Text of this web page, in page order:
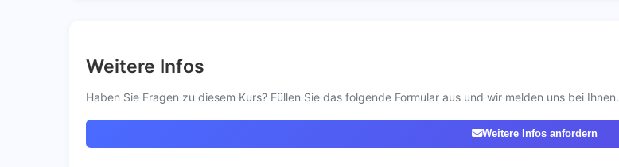
Weitere Infos
Haben Sie Fragen zu diesem Kurs? Füllen Sie das folgende Formular aus und wir melden uns bei Ihnen.
Weitere Infos anfordern